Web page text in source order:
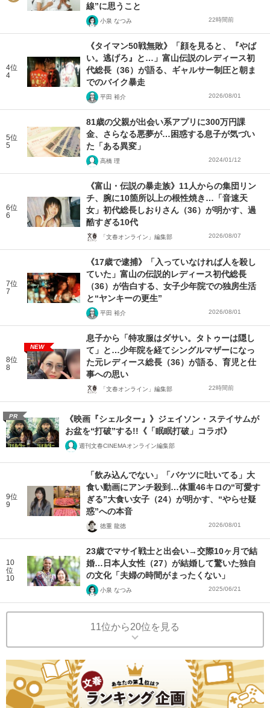
線”に思うこと
小泉 なつみ 22時間前
4位
4
《タイマン50戦無敗》「顔を見ると、『やば
い。逃げろ』と…」富山伝説のレディース初
代総長（36）が語る、ギャルサー制圧と朝ま
でのバイク暴走
平田 裕介 2026/08/01
5位
5
81歳の父親が出会い系アプリに300万円課
金、さらなる悪夢が…困惑する息子が気づい
た「ある異変」
高橋 理 2024/01/12
6位
6
《富山・伝説の暴走族》11人からの集団リン
チ、腕に10箇所以上の根性焼き…「音速天
女」初代総長しおりさん（36）が明かす、過
酷すぎる10代
「文春オンライン」編集部 2026/08/07
7位
7
《17歳で逮捕》「入っていなければ人を殺し
ていた」富山の伝説的レディース初代総長
（36）が告白する、女子少年院での独房生活
と“ヤンキーの更生”
平田 裕介 2026/08/01
8位
8
NEW
息子から「特攻服はダサい。タトゥーは隠し
て」と…少年院を経てシングルマザーになっ
た元レディース総長（36）が語る、育児と仕
事への思い
「文春オンライン」編集部 22時間前
PR
《映画『シェルター』》ジェイソン・ステイサムが
お盆を“打破”する!!《「眠眠打破」コラボ》
週刊文春CINEMAオンライン編集部
9位
9
「飲み込んでない」「バケツに吐いてる」大
食い動画にアンチ殺到…体重46キロの“可愛す
ぎる”大食い女子（24）が明かす、“やらせ疑
惑”への本音
徳重 龍徳 2026/08/01
10
位
10
23歳でマサイ戦士と出会い→交際10ヶ月で結
婚…日本人女性（27）が結婚して驚いた独自
の文化「夫婦の時間がまったくない」
小泉 なつみ 2025/06/21
11位から20位を見る